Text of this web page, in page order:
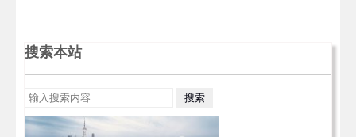
搜索本站